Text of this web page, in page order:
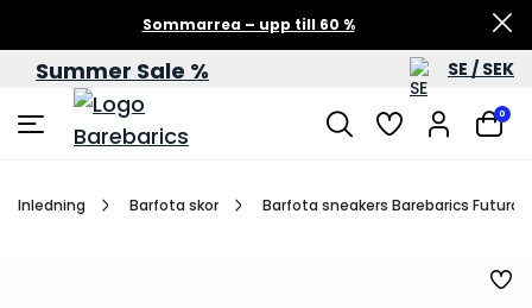
Sommarrea – upp till 60 %
Summer Sale % SE / SEK
0
Inledning Barfota skor Barfota sneakers Barebarics Futura